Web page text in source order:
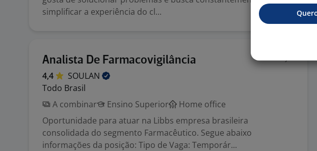
simplificar a experiência do cl...
Analista De Farmacovigilância
4,4
SOULAN
Todo Brasil
A combinar
Ensino Superior
Home office
Oportunidade para atuar na Libbs empresa brasileira
consolidada do segmento Farmacêutico. Segue abaixo
informações da posição: Tipo de Vaga: Temporár...